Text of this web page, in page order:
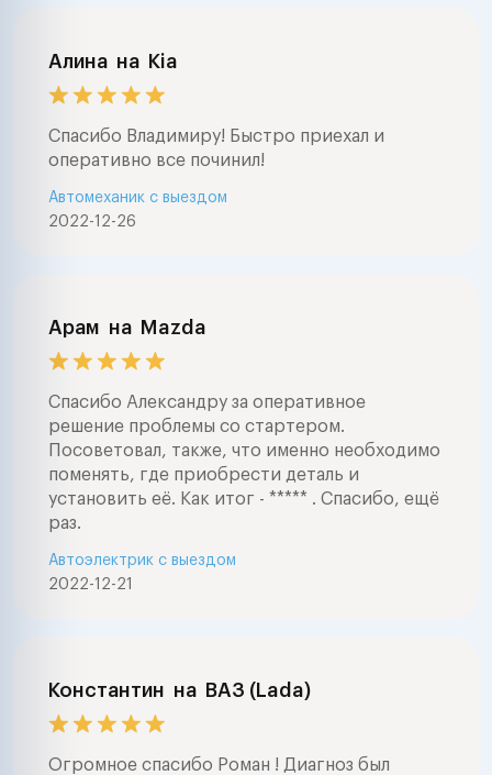
Алина на Kia
Спасибо Владимиру! Быстро приехал и
оперативно все починил!
2022-12-26
Автомеханик с выездом
Арам на Mazda
Спасибо Александру за оперативное
решение проблемы со стартером.
Посоветовал, также, что именно необходимо
поменять, где приобрести деталь и
установить её. Как итог - ***** . Спасибо, ещё
раз.
2022-12-21
Автоэлектрик с выездом
Константин на ВАЗ (Lada)
Огромное спасибо Роман ! Диагноз был